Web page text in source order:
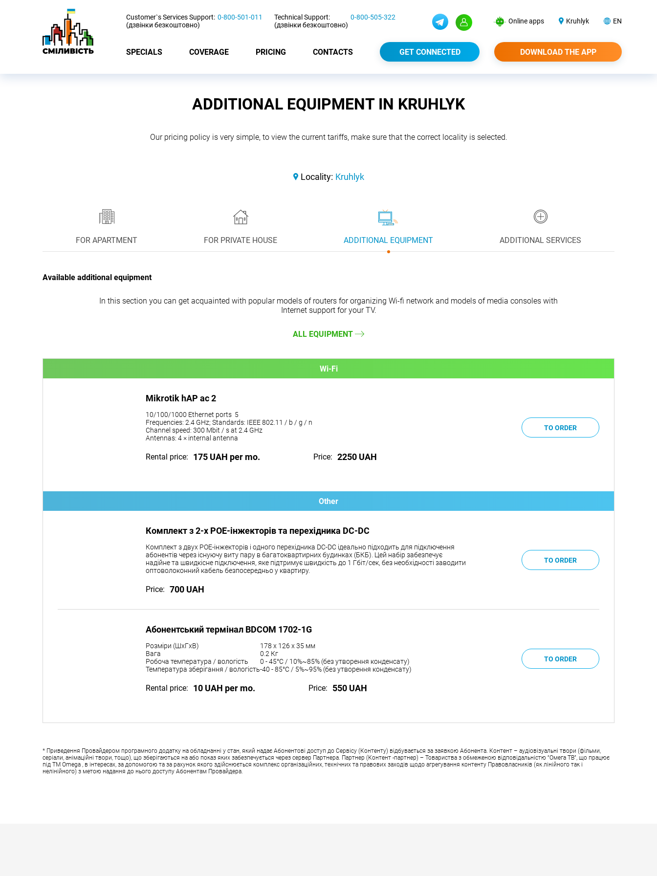
Customer`s Services Support:
(дзвінки безкоштовно)
0-800-501-011
Technical Support:
(дзвінки безкоштовно)
0-800-505-322 Online apps Kruhlyk EN
SPECIALS COVERAGE PRICING CONTACTS GET CONNECTED DOWNLOAD THE APP
ADDITIONAL EQUIPMENT IN KRUHLYK
Our pricing policy is very simple, to view the current tariffs, make sure that the correct locality is selected.
Locality: Kruhlyk
FOR APARTMENT FOR PRIVATE HOUSE ADDITIONAL EQUIPMENT ADDITIONAL SERVICES
Available additional equipment
In this section you can get acquainted with popular models of routers for organizing Wi-fi network and models of media consoles with
Internet support for your TV.
ALL EQUIPMENT
Wi-Fi
Mikrotik hAP ac 2
10/100/1000 Ethernet ports 5
Frequencies: 2.4 GHz; Standards: IEEE 802.11 / b / g / n
Channel speed: 300 Mbit / s at 2.4 GHz
Antennas: 4 × internal antenna
Rental price: 175 UAH per mo. Price: 2250 UAH
Other
Комплект з 2-х POE-інжекторів та перехідника DC-DC
Комплект з двух POE-інжекторів і одного перехідника DC-DC ідеально підходить для підключення
абонентів через існуючу виту пару в багатоквартирних будинках (БКБ). Цей набір забезпечує
надійне та швидкісне підключення, яке підтримує швидкість до 1 Гбіт/сек, без необхідності заводити
оптоволоконний кабель безпосередньо у квартиру.
Price: 700 UAH
Абонентський термінал BDCOM 1702-1G
Розміри (ШxГxВ)
178 x 126 x 35 мм
Вага
0.2 Кг
Робоча температура / вологість
0 - 45°C / 10%~85% (без утворення конденсату)
Температура зберігання / вологість-40 - 85°C / 5%~95% (без утворення конденсату)
Rental price: 10 UAH per mo. Price: 550 UAH
* Приведення Провайдером програмного додатку на обладнанні у стан, який надає Абонентові доступ до Сервісу (Контенту) відбувається за заявкою Абонента. Контент – аудіовізуальні твори (фільми,
серіали, анімаційні твори, тощо), що зберігаються на або показ яких забезпечується через сервер Партнера. Партнер (Контент -партнер) – Товариства з обмеженою відповідальністю “Омега ТВ”, що працює
під ТМ Omega , в інтересах, за допомогою та за рахунок якого здійснюється комплекс організаційних, технічних та правових заходів щодо агрегування контенту Правовласників (як лінійного так і
нелінійного) з метою надання до нього доступу Абонентам Провайдера.